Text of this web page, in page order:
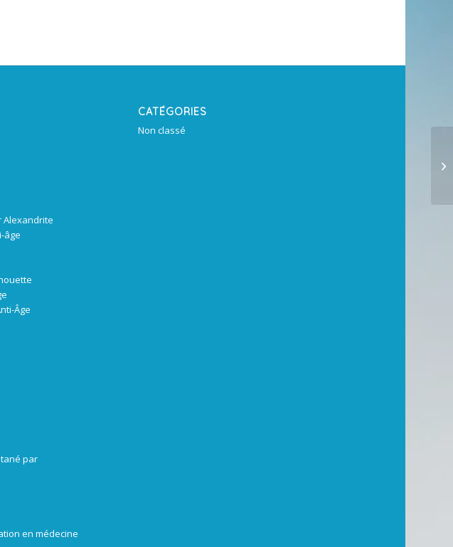
Alexandrite
âge
Âge
par
en médecine
CATÉGORIES
Non classé